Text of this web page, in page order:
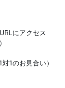
にアクセス
1のお見合い）